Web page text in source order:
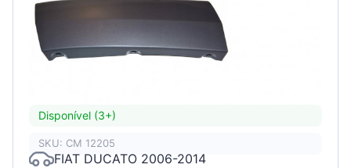
Disponível (3+)
SKU: CM 12205
FIAT DUCATO 2006-2014